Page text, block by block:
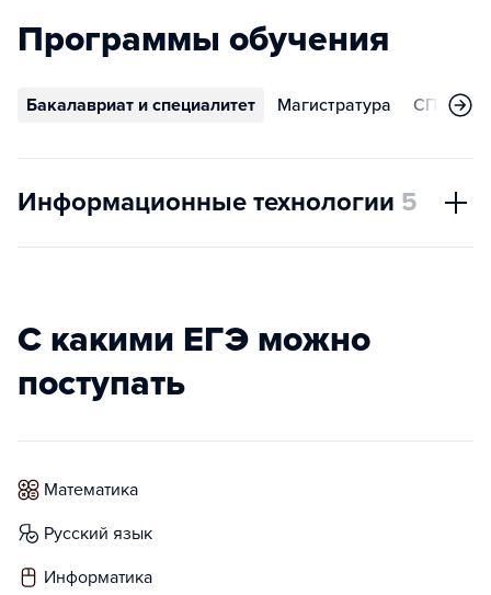
Программы обучения
Бакалавриат и специалитет Магистратура СПО
Информационные технологии 5
С какими ЕГЭ можно
поступать
математика
русский язык
информатика